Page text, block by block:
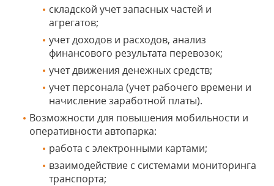
складской учет запасных частей и
агрегатов;
учет доходов и расходов, анализ
финансового результата перевозок;
учет движения денежных средств;
учет персонала (учет рабочего времени и
начисление заработной платы).
Возможности для повышения мобильности и
оперативности автопарка:
работа с электронными картами;
взаимодействие с системами мониторинга
транспорта;